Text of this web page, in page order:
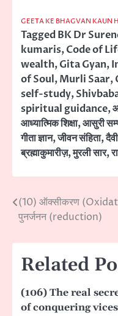
GEETA KE BHAGVAN KAUN
TaggedBK Dr
kumaris,Code of
wealth,Gita Gyan,
of Soul,Murli Saar,
self-study,
spiritual guidance,
आध्यात्मिक शिक्षा,आसुरी
गीता ज्ञान,जीवन संहिता,
ब्रह्माकुमारीज़,मुरली सार,
Post
navigation
(10) ऑक्सीकरण
पुनर्जनन (reduction)
Related
(106) The real
of conquering